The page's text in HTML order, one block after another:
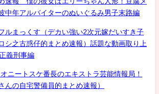
中年アルバイターのぬいぐるみ男子末路編
ルまっくす（デカい強い2次元嫁だいすき子
シ之古惑仔的まとめ速報）話題な動画取り上
義刑事編
ニートスケ番長のエキストラ芸能情報局！
んの自宅警備員的まとめ速報）